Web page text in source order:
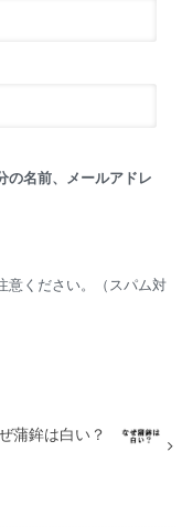
の名前、メールアドレ
意ください。（スパム対
蒲鉾は白い？